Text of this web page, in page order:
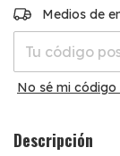
Entregas para el
Medios de
No sé mi código
Descripción